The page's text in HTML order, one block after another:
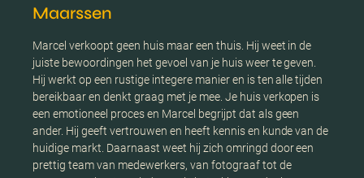
Maarssen
Marcel verkoopt geen huis maar een thuis. Hij weet in de
juiste bewoordingen het gevoel van je huis weer te geven.
Hij werkt op een rustige integere manier en is ten alle tijden
bereikbaar en denkt graag met je mee. Je huis verkopen is
een emotioneel proces en Marcel begrijpt dat als geen
ander. Hij geeft vertrouwen en heeft kennis en kunde van de
huidige markt. Daarnaast weet hij zich omringd door een
prettig team van medewerkers, van fotograaf tot de